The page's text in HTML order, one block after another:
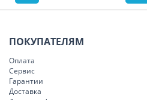
ПОКУПАТЕЛЯМ
Оплата
Сервис
Гарантии
Доставка